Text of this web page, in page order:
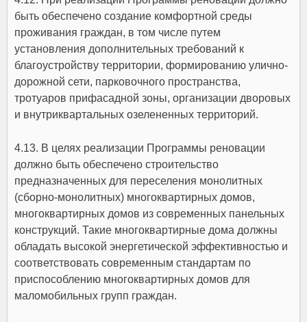
быть обеспечено создание комфортной среды
проживания граждан, в том числе путем
установления дополнительных требований к
благоустройству территории, формированию улично-
дорожной сети, парковочного пространства,
тротуаров прифасадной зоны, организации дворовых
и внутриквартальных озелененных территорий.
4.13. В целях реализации Программы реновации
должно быть обеспечено строительство
предназначенных для переселения монолитных
(сборно-монолитных) многоквартирных домов,
многоквартирных домов из современных панельных
конструкций. Такие многоквартирные дома должны
обладать высокой энергетической эффективностью и
соответствовать современным стандартам по
приспособлению многоквартирных домов для
маломобильных групп граждан.